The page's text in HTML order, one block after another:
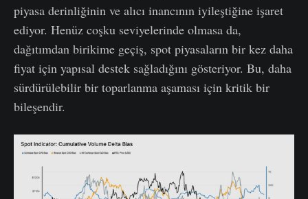
piyasa derinliğinin ve alıcı inancının iyileştiğine işaret
ediyor. Henüz coşku seviyelerinde olmasa da,
dağıtımdan birikime geçiş, spot piyasaların bir kez daha
fiyat için yapısal destek sağladığını gösteriyor. Bu, daha
sürdürülebilir bir toparlanma aşaması için kritik bir
bileşendir.